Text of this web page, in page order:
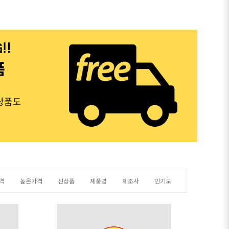
높은가격 신상품 제품명 제조사 인기도